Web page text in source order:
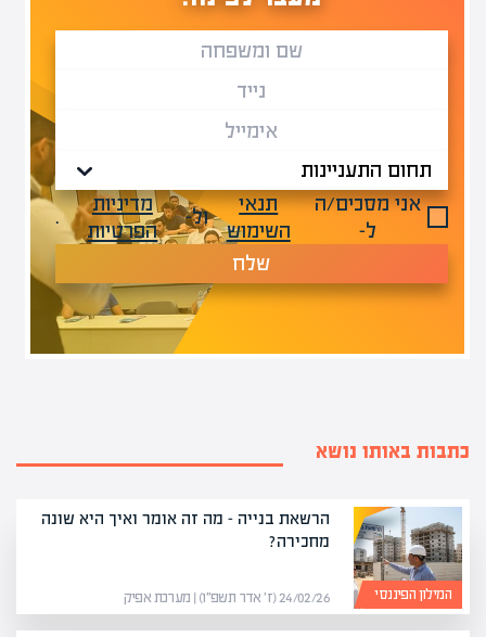
אני מסכים/ה
ל-
תנאי
השימוש
ול-
מדיניות
הפרטיות
.
שלח
כתבות באותו נושא
המילון הפיננסי
הרשאת בנייה – מה זה אומר ואיך היא שונה
מחכירה?
24/02/26 (ז׳ אדר תשפ״ו) | מערכת אפיק